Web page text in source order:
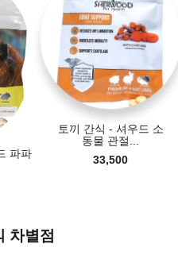
셔우드 소
토끼 사료 - 셔우드
끼 응급회...
54,000
차별점